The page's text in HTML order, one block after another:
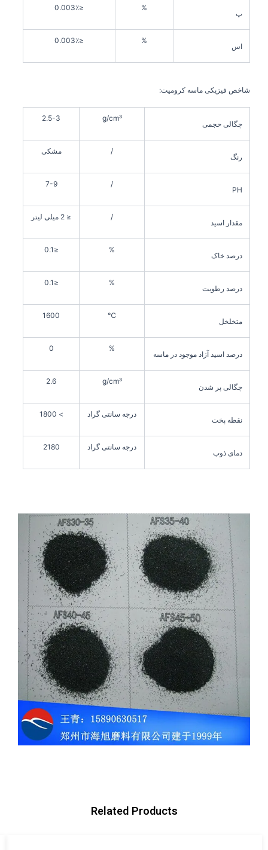
پ
% ≤0.003٪
اس
% ≤0.003٪
شاخص فیزیکی ماسه کرومیت:
چگالی حجمی
g/cm³
2.5-3
رنگ
/ مشکی
PH
/
7-9
مقدار اسید
/ ≤ 2 میلی لیتر
درصد خاک
%
≤0.1
درصد رطوبت
%
≤0.1
متخلخل
℃
1600
درصد اسید آزاد موجود در ماسه
%
0
چگالی پر شدن
g/cm³
2.6
نقطه پخت
درجه سانتی گراد > 1800
دمای ذوب
درجه سانتی گراد 2180
Related Products